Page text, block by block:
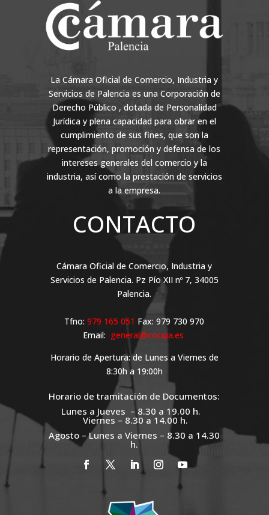
La Cámara Oficial de Comercio, Industria y
Servicios de Palencia es una Corporación de
Derecho Público , dotada de Personalidad
Jurídica y plena capacidad para obrar en el
cumplimiento de sus fines, que son la
representación, promoción y defensa de los
intereses generales del comercio y la
industria, así como la prestación de servicios
a la empresa.
CONTACTO
Cámara Oficial de Comercio, Industria y
Servicios de Palencia. Pz Pío XII nº 7, 34005
Palencia.
Tfno:979 165 051 Fax: 979 730 970
Email: general@cocipa.es
Horario de Apertura: de Lunes a Viernes de
8:30h a 19:00h
Horario de tramitación de Documentos:
Lunes a Jueves – 8.30 a 19.00 h.
Viernes – 8.30 a 14.00 h.
Agosto – Lunes a Viernes – 8.30 a 14.30
h.